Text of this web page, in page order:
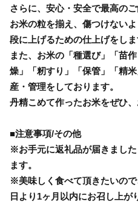
さらに、安心・安全で最高の
お米の粒を揃え、傷つけない
段に上げるための仕上げをしま
また、お米の「種選び」「苗
燥」「籾すり」「保管」「精
産・管理をしております。
丹精こめて作ったお米をぜひ、
■注意事項/その他
※お手元に返礼品が届きまし
ます。
※美味しく食べて頂きたいの
日より1ヶ月以内にお召し上が